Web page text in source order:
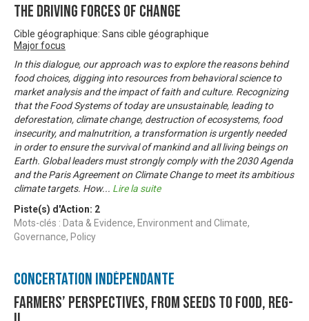
The Driving Forces of Change
Cible géographique: Sans cible géographique
Major focus
In this dialogue, our approach was to explore the reasons behind
food choices, digging into resources from behavioral science to
market analysis and the impact of faith and culture. Recognizing
that the Food Systems of today are unsustainable, leading to
deforestation, climate change, destruction of ecosystems, food
insecurity, and malnutrition, a transformation is urgently needed
in order to ensure the survival of mankind and all living beings on
Earth. Global leaders must strongly comply with the 2030 Agenda
and the Paris Agreement on Climate Change to meet its ambitious
climate targets. How... Lire la suite
Piste(s) d'Action: 2
Mots-clés : Data & Evidence, Environment and Climate,
Governance, Policy
Concertation Indépendante
Farmers’ Perspectives, from Seeds to Food, Reg-